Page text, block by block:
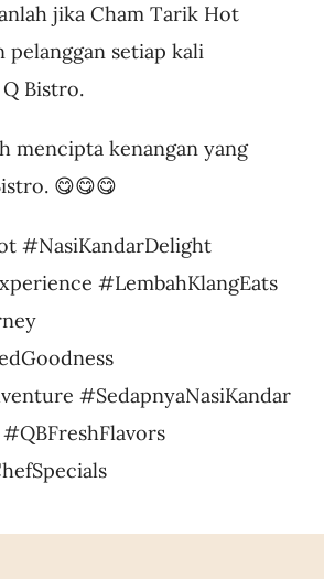
jika Cham Tarik Hot
pelanggan setiap kali
Bistro.
mencipta kenangan yang
😋😋😋
#NasiKandarDelight
#LembahKlangEats
#SedapnyaNasiKandar